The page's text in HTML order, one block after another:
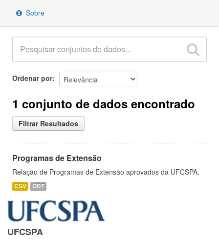
Sobre
Ordenar por
1 conjunto de dados encontrado
Filtrar Resultados
Programas de Extensão
Relação de Programas de Extensão aprovados da UFCSPA.
CSV ODT
UFCSPA